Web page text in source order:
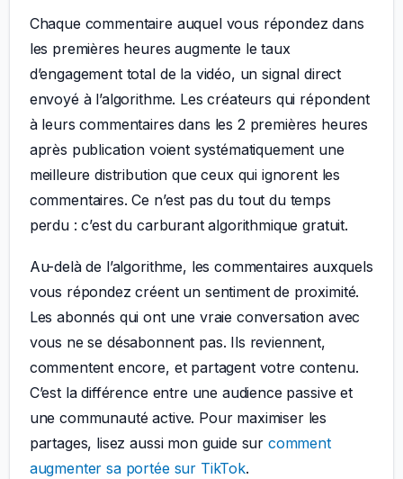
Chaque commentaire auquel vous répondez dans
les premières heures augmente le taux
d’engagement total de la vidéo, un signal direct
envoyé à l’algorithme. Les créateurs qui répondent
à leurs commentaires dans les 2 premières heures
après publication voient systématiquement une
meilleure distribution que ceux qui ignorent les
commentaires. Ce n’est pas du tout du temps
perdu : c’est du carburant algorithmique gratuit.
Au-delà de l’algorithme, les commentaires auxquels
vous répondez créent un sentiment de proximité.
Les abonnés qui ont une vraie conversation avec
vous ne se désabonnent pas. Ils reviennent,
commentent encore, et partagent votre contenu.
C’est la différence entre une audience passive et
une communauté active. Pour maximiser les
partages, lisez aussi mon guide sur comment
augmenter sa portée sur TikTok.